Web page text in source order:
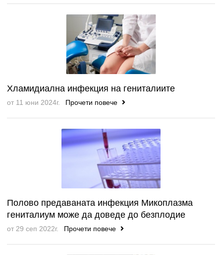
Хламидиална инфекция на гениталиите
от 11 юни 2024г. Прочети повече
Полово предаваната инфекция Микоплазма
гениталиум може да доведе до безплодие
от 29 сеп 2022г. Прочети повече